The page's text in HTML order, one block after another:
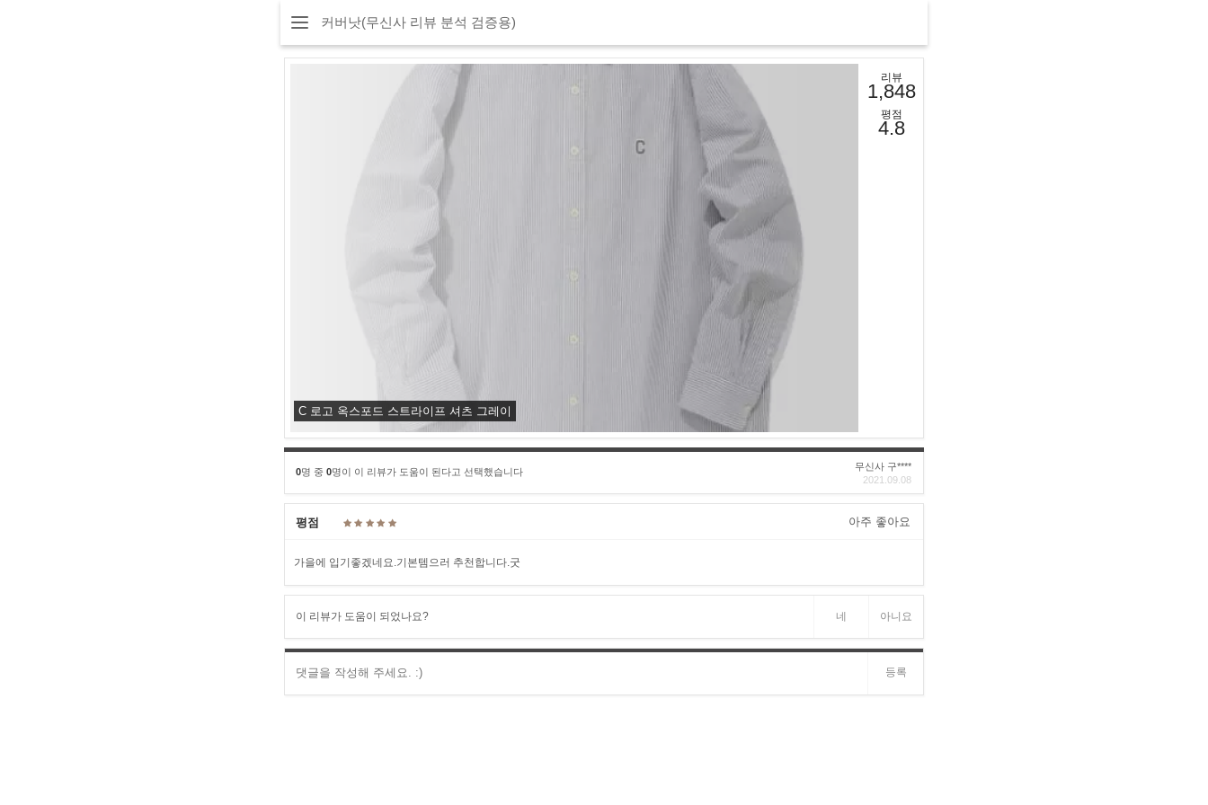
커버낫(무신사 리뷰 분석 검증용)
C 로고 옥스포드 스트라이프 셔츠 그레이
리뷰
1,848
평점
4.8
0명 중 0명이 이 리뷰가 도움이 된다고 선택했습니다
무신사 구****
2021.09.08
평점 아주 좋아요
가을에 입기좋겠네요.기본템으러 추천합니다.굿
이 리뷰가 도움이 되었나요? 네 아니요
등록